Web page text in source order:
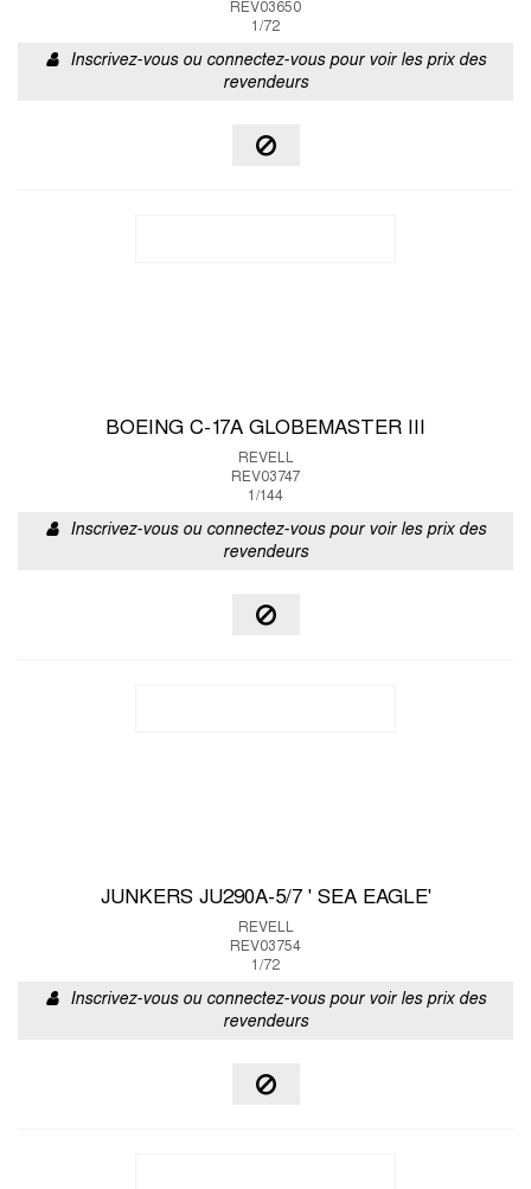
REV03650
1/72
Inscrivez-vous ou connectez-vous pour voir les prix des
revendeurs
BOEING C-17A GLOBEMASTER III
REVELL
REV03747
1/144
Inscrivez-vous ou connectez-vous pour voir les prix des
revendeurs
JUNKERS JU290A-5/7 ' SEA EAGLE'
REVELL
REV03754
1/72
Inscrivez-vous ou connectez-vous pour voir les prix des
revendeurs